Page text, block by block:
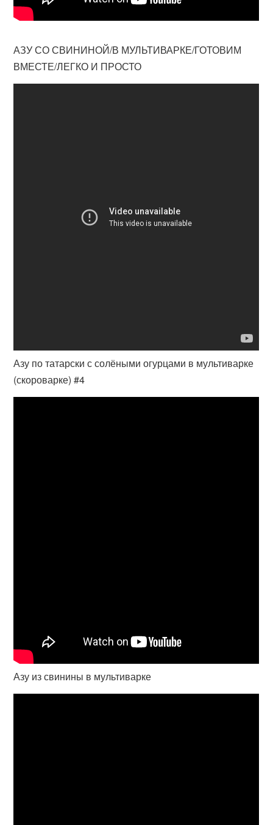
АЗУ СО СВИНИНОЙ/В МУЛЬТИВАРКЕ/ГОТОВИМ
ВМЕСТЕ/ЛЕГКО И ПРОСТО
Азу по татарски с солёными огурцами в мультиварке
(скороварке) #4
Азу из свинины в мультиварке